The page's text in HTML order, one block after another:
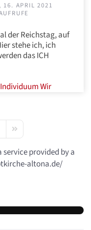
16. APRIL 2021
der Reichstag, auf
stehe ich, ich
das ICH
IndividuumWir
PageLast Page
provided by a
altona.de/